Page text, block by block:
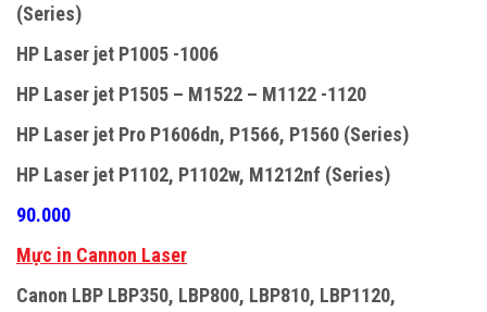
(Series)
HP Laser jet P1005 -1006
HP Laser jet P1505 – M1522 – M1122 -1120
HP Laser jet Pro P1606dn, P1566, P1560 (Series)
HP Laser jet P1102, P1102w, M1212nf (Series)
90.000
Mực in Cannon Laser
Canon LBP LBP350, LBP800, LBP810, LBP1120,